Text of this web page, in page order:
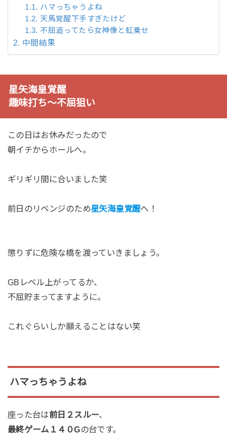
ハマっちゃうよね
天馬覚醒下手すぎたけど
不屈追ってたら女神像と虹乗せ
中間結果
星矢海皇覚醒
趣味打ち～不屈狙い
この日はお休みだったので
朝イチからホールへ。
ギリギリ間に合いました笑
前日のリベンジのため星矢海皇覚醒へ！
懲りずに危険な橋を渡っていきましょう。
GBレベル上がってるか、
不屈貯まってますように。
これぐらいしか願えることはない笑
ハマっちゃうよね
座った台は前日２スルー、
最終ゲーム１４０Gの台です。